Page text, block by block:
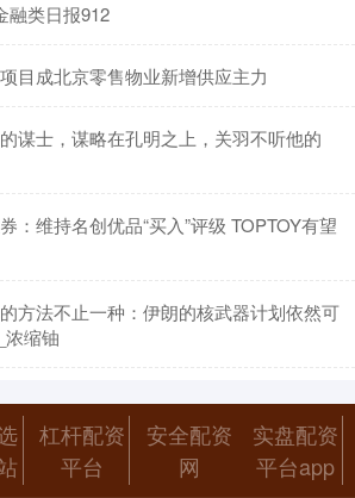
融类日报912
目成北京零售物业新增供应主力
谋士，谋略在孔明之上，关羽不听他的
：维持名创优品“买入”评级 TOPTOY有望
方法不止一种：伊朗的核武器计划依然可
浓缩铀
杠杆配资
平台
安全配资
网
实盘配资
平台app